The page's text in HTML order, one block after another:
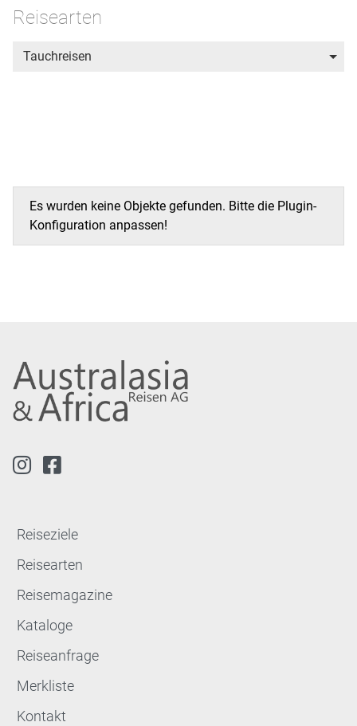
Reisearten
Tauchreisen
Es wurden keine Objekte gefunden. Bitte die Plugin-
Konfiguration anpassen!
Reiseziele
Reisearten
Reisemagazine
Kataloge
Reiseanfrage
Merkliste
Kontakt